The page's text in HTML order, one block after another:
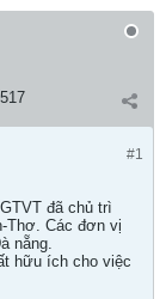
517
#1
đã chủ trì
Thơ. Các đơn vị
nẵng.
hữu ích cho việc